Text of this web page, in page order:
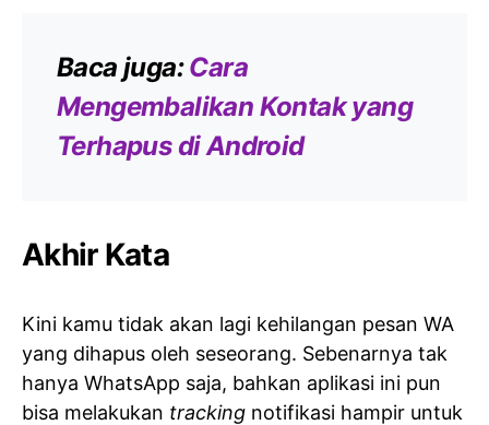
Baca juga:Cara
Mengembalikan Kontak yang
Terhapus di Android
Akhir Kata
Kini kamu tidak akan lagi kehilangan pesan WA
yang dihapus oleh seseorang. Sebenarnya tak
hanya WhatsApp saja, bahkan aplikasi ini pun
bisa melakukan tracking notifikasi hampir untuk